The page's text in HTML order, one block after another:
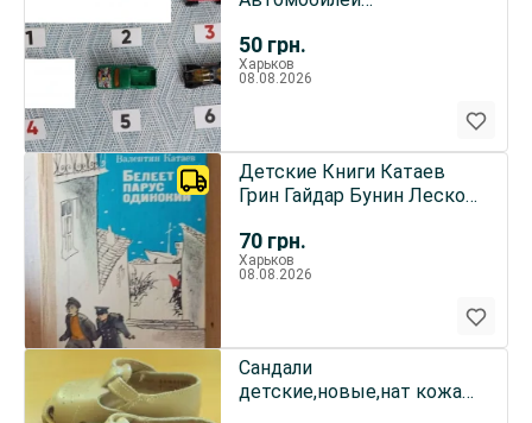
50 грн.
Харьков
08.08.2026
70 грн.
Детские Книги Катаев
Грин Гайдар Бунин Лесков
Харьков
08.08.2026
Сандали
детские,новые,нат кожа